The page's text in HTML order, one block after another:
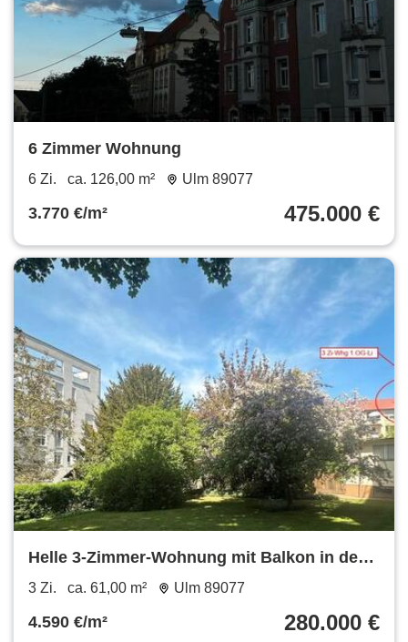
6 Zimmer Wohnung
6 Zi. ca. 126,00 m² Ulm 89077
3.770 €/m² 475.000 €
Helle 3-Zimmer-Wohnung mit Balkon in der
Ulmer Weststadt
3 Zi. ca. 61,00 m² Ulm 89077
4.590 €/m² 280.000 €